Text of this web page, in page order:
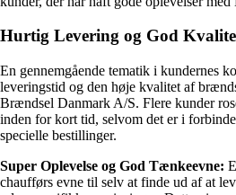
Hurtig Levering og God
En gennemgående tematik i kundernes
leveringstid og den høje kvalitet af
Brændsel Danmark A/S. Flere kunder
inden for kort tid, selvom det er i
specielle bestillinger.
Super Oplevelse og God Tænkeevne:
chaufførs evne til selv at finde ud af at